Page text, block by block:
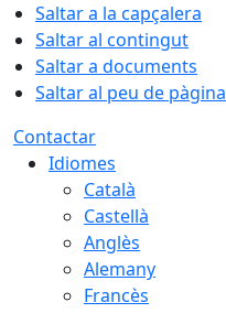
Saltar a la capçalera
Saltar al contingut
Saltar a documents
Saltar al peu de pàgina
Contactar
Idiomes
Català
Castellà
Anglès
Alemany
Francès